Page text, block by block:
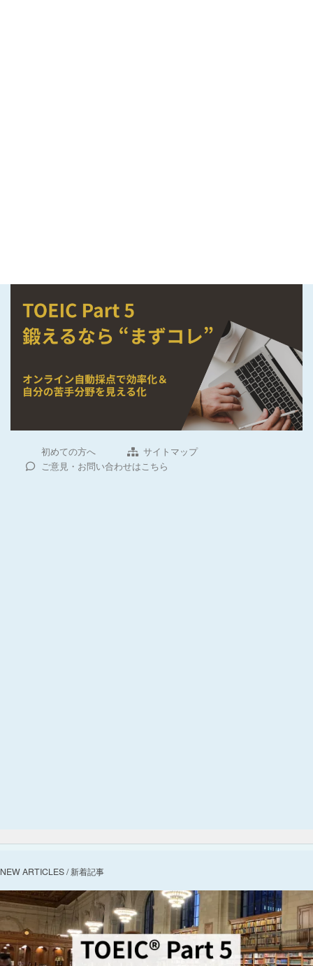
初めての方へ
サイトマップ
ご意見・お問い合わせはこちら
NEW ARTICLES / 新着記事